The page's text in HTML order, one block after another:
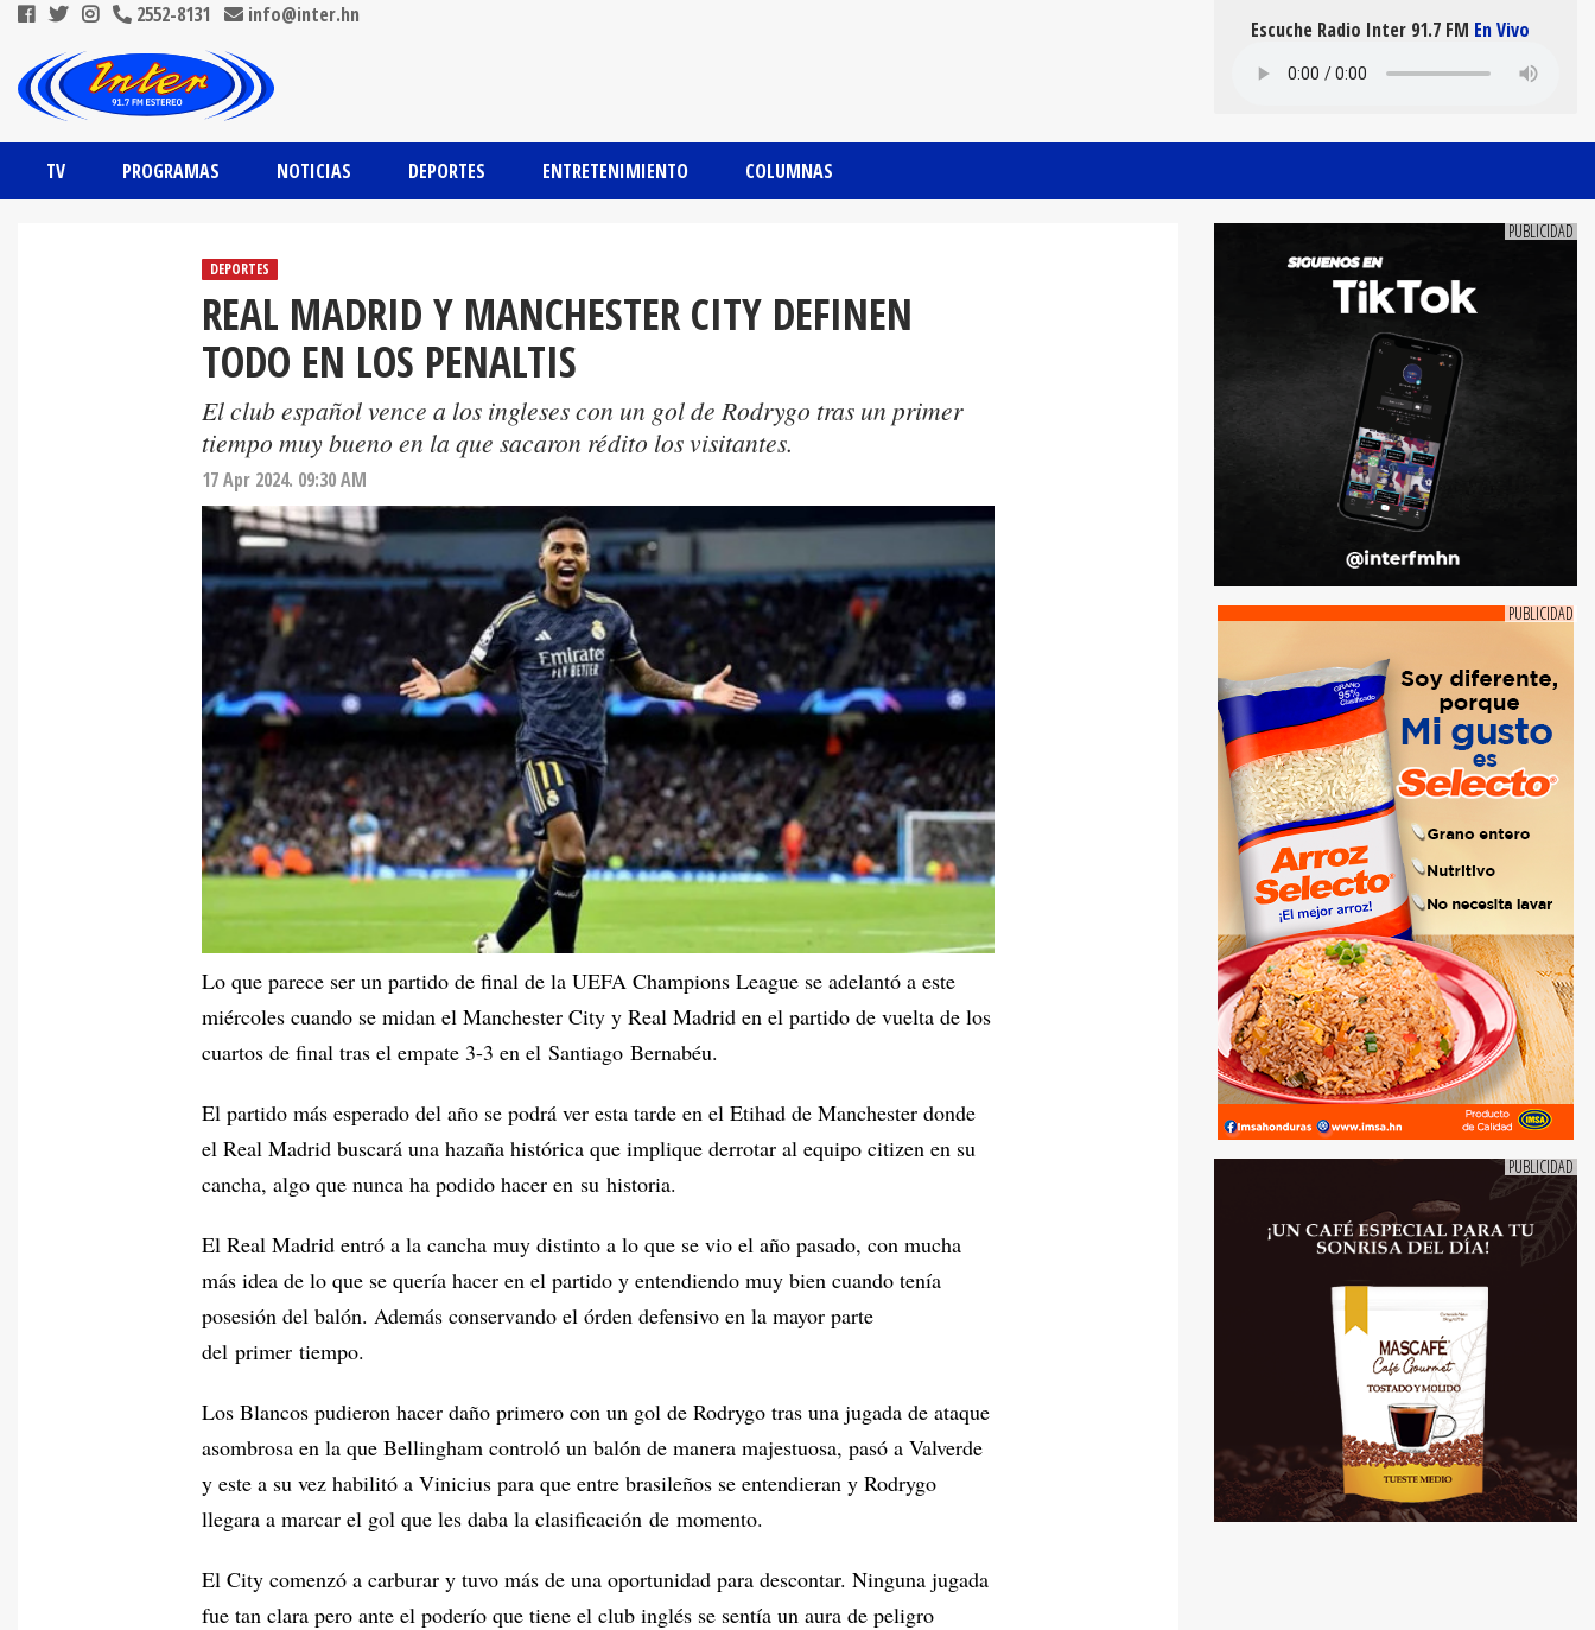
2552-8131 info@inter.hn
TV PROGRAMAS NOTICIAS DEPORTES ENTRETENIMIENTO COLUMNAS
Escuche Radio Inter 91.7 FM En Vivo
DEPORTES
REAL MADRID Y MANCHESTER CITY DEFINEN
TODO EN LOS PENALTIS
El club español vence a los ingleses con un gol de Rodrygo tras un primer
tiempo muy bueno en la que sacaron rédito los visitantes.
17 Apr 2024. 09:30 AM
Lo que parece ser un partido de final de la UEFA Champions League se adelantó a este
miércoles cuando se midan el Manchester City y Real Madrid en el partido de vuelta de los
cuartos de final tras el empate 3-3 en el Santiago Bernabéu.
El partido más esperado del año se podrá ver esta tarde en el Etihad de Manchester donde
el Real Madrid buscará una hazaña histórica que implique derrotar al equipo citizen en su
cancha, algo que nunca ha podido hacer en su historia.
El Real Madrid entró a la cancha muy distinto a lo que se vio el año pasado, con mucha
más idea de lo que se quería hacer en el partido y entendiendo muy bien cuando tenía
posesión del balón. Además conservando el órden defensivo en la mayor parte
del primer tiempo.
Los Blancos pudieron hacer daño primero con un gol de Rodrygo tras una jugada de ataque
asombrosa en la que Bellingham controló un balón de manera majestuosa, pasó a Valverde
y este a su vez habilitó a Vinicius para que entre brasileños se entendieran y Rodrygo
llegara a marcar el gol que les daba la clasificación de momento.
El City comenzó a carburar y tuvo más de una oportunidad para descontar. Ninguna jugada
fue tan clara pero ante el poderío que tiene el club inglés se sentía un aura de peligro